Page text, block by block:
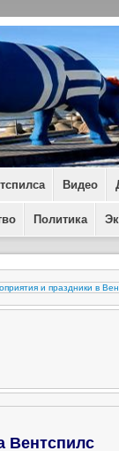
Видео
Политика
и праздники в
Вентспилс